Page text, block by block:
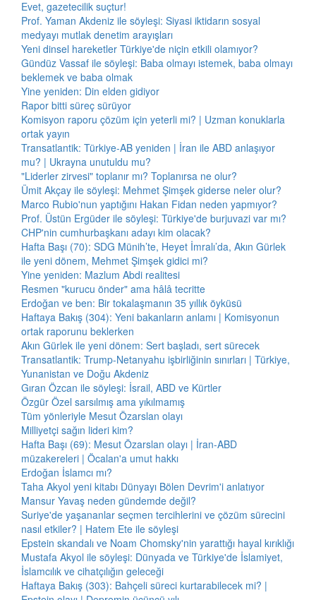
Evet, gazetecilik suçtur!
Prof. Yaman Akdeniz ile söyleşi: Siyasi iktidarın sosyal
medyayı mutlak denetim arayışları
Yeni dinsel hareketler Türkiye'de niçin etkili olamıyor?
Gündüz Vassaf ile söyleşi: Baba olmayı istemek, baba olmayı
beklemek ve baba olmak
Yine yeniden: Din elden gidiyor
Rapor bitti süreç sürüyor
Komisyon raporu çözüm için yeterli mi? | Uzman konuklarla
ortak yayın
Transatlantik: Türkiye-AB yeniden | İran ile ABD anlaşıyor
mu? | Ukrayna unutuldu mu?
"Liderler zirvesi" toplanır mı? Toplanırsa ne olur?
Ümit Akçay ile söyleşi: Mehmet Şimşek giderse neler olur?
Marco Rubio'nun yaptığını Hakan Fidan neden yapmıyor?
Prof. Üstün Ergüder ile söyleşi: Türkiye'de burjuvazi var mı?
CHP'nin cumhurbaşkanı adayı kim olacak?
Hafta Başı (70): SDG Münih’te, Heyet İmralı’da, Akın Gürlek
ile yeni dönem, Mehmet Şimşek gidici mi?
Yine yeniden: Mazlum Abdi realitesi
Resmen "kurucu önder" ama hâlâ tecritte
Erdoğan ve ben: Bir tokalaşmanın 35 yıllık öyküsü
Haftaya Bakış (304): Yeni bakanların anlamı | Komisyonun
ortak raporunu beklerken
Akın Gürlek ile yeni dönem: Sert başladı, sert sürecek
Transatlantik: Trump-Netanyahu işbirliğinin sınırları | Türkiye,
Yunanistan ve Doğu Akdeniz
Gıran Özcan ile söyleşi: İsrail, ABD ve Kürtler
Özgür Özel sarsılmış ama yıkılmamış
Tüm yönleriyle Mesut Özarslan olayı
Milliyetçi sağın lideri kim?
Hafta Başı (69): Mesut Özarslan olayı | İran-ABD
müzakereleri | Öcalan'a umut hakkı
Erdoğan İslamcı mı?
Taha Akyol yeni kitabı Dünyayı Bölen Devrim'i anlatıyor
Mansur Yavaş neden gündemde değil?
Suriye'de yaşananlar seçmen tercihlerini ve çözüm sürecini
nasıl etkiler? | Hatem Ete ile söyleşi
Epstein skandalı ve Noam Chomsky'nin yarattığı hayal kırıklığı
Mustafa Akyol ile söyleşi: Dünyada ve Türkiye'de İslamiyet,
İslamcılık ve cihatçılığın geleceği
Haftaya Bakış (303): Bahçeli süreci kurtarabilecek mi? |